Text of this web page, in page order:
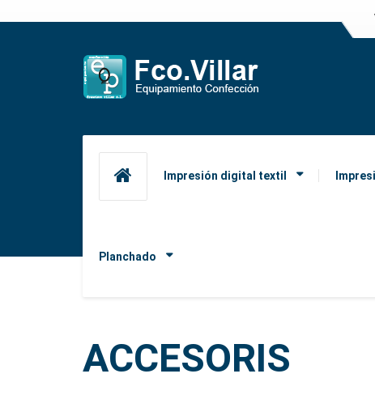
Impresión digital textil
Planchado
ACCESORIS